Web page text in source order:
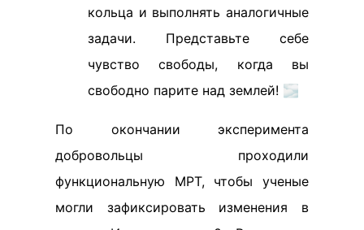
кольца и выполнять аналогичные
задачи. Представьте себе
чувство свободы, когда вы
свободно парите над землей! 🌫️
По окончании эксперимента
добровольцы проходили
функциональную МРТ, чтобы ученые
могли зафиксировать изменения в